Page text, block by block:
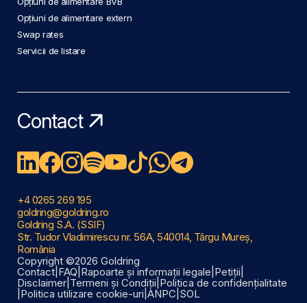
Opțiuni de alimentare extern
Swap rates
Servicii de listare
Contact
+4 0265 269 195
goldring@goldring.ro
Goldring S.A. (SSIF)
Str. Tudor Vladimirescu nr. 56A, 540014, Târgu Mureș,
România
Copyright ©2026 Goldring
Contact FAQ Rapoarte și informații legale Petiții
Disclaimer Termeni și Condiții Politica de confidențialitate
Politica utilizare cookie-uri ANPC SOL